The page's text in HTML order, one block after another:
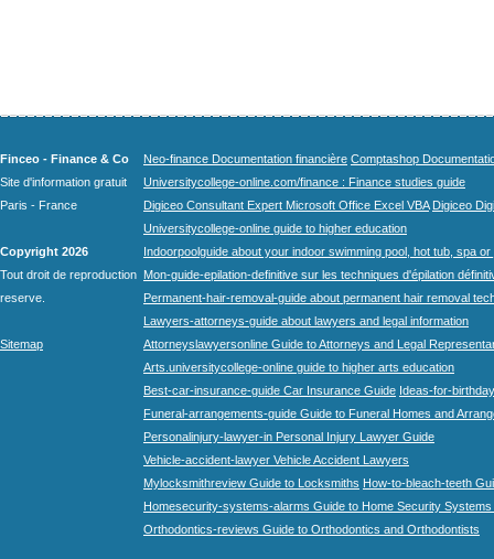
Finceo - Finance & Co
Site d'information gratuit
Paris - France
Copyright 2026
Tout droit de reproduction
reserve.
Sitemap
Neo-finance Documentation financière Comptashop
Universitycollege-online.com/finance : Finance studies guide
Digiceo Consultant Expert Microsoft Office Excel VBA Digiceo
Universitycollege-online guide to higher education
Indoorpoolguide about your indoor swimming pool, hot tub, spa
Mon-guide-epilation-definitive sur les techniques d'épilation
Permanent-hair-removal-guide about permanent hair removal
Lawyers-attorneys-guide about lawyers and legal information
Attorneyslawyersonline Guide to Attorneys and Legal
Arts.universitycollege-online guide to higher arts education
Best-car-insurance-guide Car Insurance Guide Ideas-for-
Funeral-arrangements-guide Guide to Funeral Homes and
Personalinjury-lawyer-in Personal Injury Lawyer Guide
Vehicle-accident-lawyer Vehicle Accident Lawyers
Mylocksmithreview Guide to Locksmiths How-to-bleach-teeth
Homesecurity-systems-alarms Guide to Home Security Systems
Orthodontics-reviews Guide to Orthodontics and Orthodontists